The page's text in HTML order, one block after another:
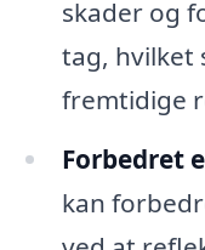
skader og
tag, hvilket
fremtidige
Forbedret
kan